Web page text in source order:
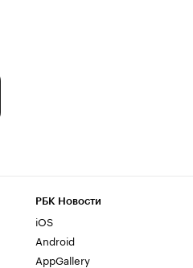
РБК Новости
iOS
Android
AppGallery